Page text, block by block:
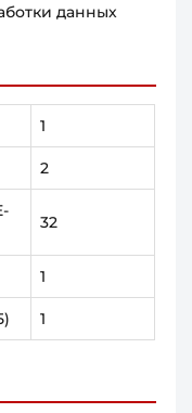
данных
1
2
32
1
1